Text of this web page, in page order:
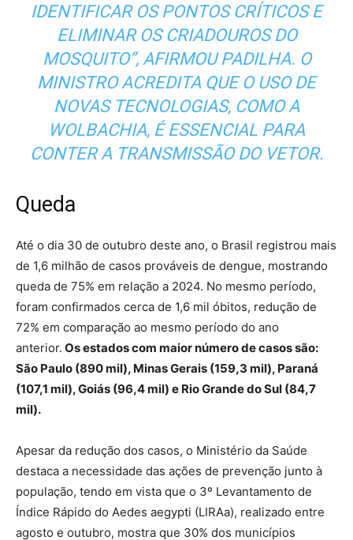
IDENTIFICAR OS PONTOS CRÍTICOS E
ELIMINAR OS CRIADOUROS DO
MOSQUITO”, AFIRMOU PADILHA. O
MINISTRO ACREDITA QUE O USO DE
NOVAS TECNOLOGIAS, COMO A
WOLBACHIA, É ESSENCIAL PARA
CONTER A TRANSMISSÃO DO VETOR.
Queda
Até o dia 30 de outubro deste ano, o Brasil registrou mais
de 1,6 milhão de casos prováveis de dengue, mostrando
queda de 75% em relação a 2024. No mesmo período,
foram confirmados cerca de 1,6 mil óbitos, redução de
72% em comparação ao mesmo período do ano
anterior. Os estados com maior número de casos são:
São Paulo (890 mil), Minas Gerais (159,3 mil), Paraná
(107,1 mil), Goiás (96,4 mil) e Rio Grande do Sul (84,7
mil).
Apesar da redução dos casos, o Ministério da Saúde
destaca a necessidade das ações de prevenção junto à
população, tendo em vista que o 3º Levantamento de
Índice Rápido do Aedes aegypti (LIRAa), realizado entre
agosto e outubro, mostra que 30% dos municípios